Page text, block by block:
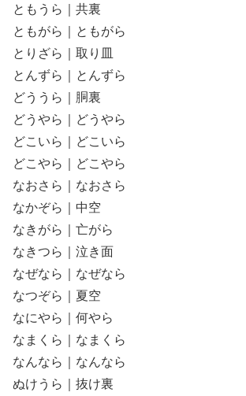
ともうら｜共裏
ともがら｜ともがら
とりざら｜取り皿
とんずら｜とんずら
どううら｜胴裏
どうやら｜どうやら
どこいら｜どこいら
どこやら｜どこやら
なおさら｜なおさら
なかぞら｜中空
なきがら｜亡がら
なきつら｜泣き面
なぜなら｜なぜなら
なつぞら｜夏空
なにやら｜何やら
なまくら｜なまくら
なんなら｜なんなら
ぬけうら｜抜け裏